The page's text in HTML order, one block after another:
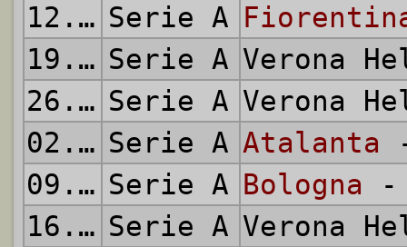
12.03.1972 Serie A
19.03.1972 Serie A Verona
26.03.1972 Serie A Verona
02.04.1972 Serie A Atalanta
09.04.1972 Serie A Bologna -
16.04.1972 Serie A Verona